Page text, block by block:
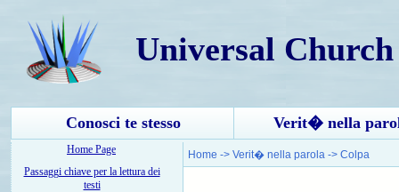
Universal
Conosci te stesso Verit� nella
Home Page
Passaggi chiave per la lettura dei
testi
Home -> Verit� nella parola -> Colpa